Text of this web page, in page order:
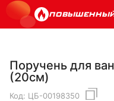
Поручень для
(20см)
Код: ЦБ-00198350